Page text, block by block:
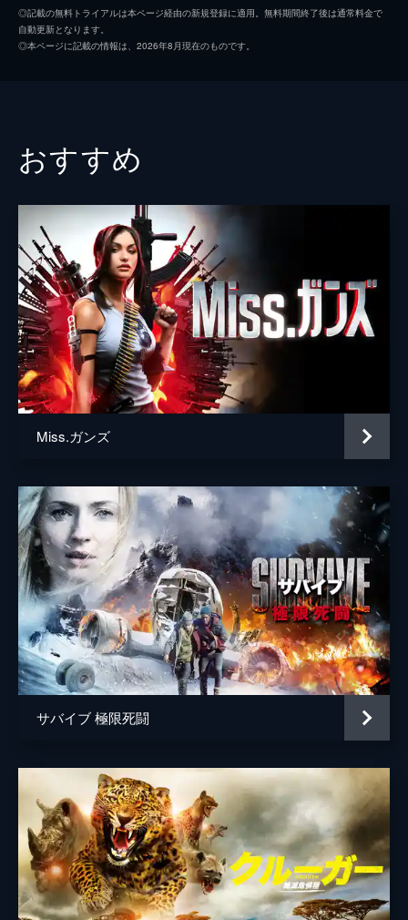
◎記載の無料トライアルは本ページ経由の新規登録に適用。無料期間終了後は通常料金で
自動更新となります。
◎本ページに記載の情報は、2026年8月現在のものです。
おすすめ
Miss.ガンズ
サバイブ 極限死闘